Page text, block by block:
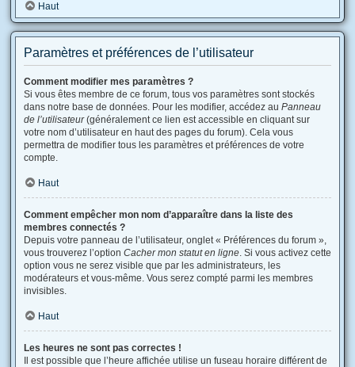
Haut
Paramètres et préférences de l’utilisateur
Comment modifier mes paramètres ?
Si vous êtes membre de ce forum, tous vos paramètres sont stockés
dans notre base de données. Pour les modifier, accédez au Panneau
de l’utilisateur(généralement ce lien est accessible en cliquant sur
votre nom d’utilisateur en haut des pages du forum). Cela vous
permettra de modifier tous les paramètres et préférences de votre
compte.
Haut
Comment empêcher mon nom d’apparaître dans la liste des
membres connectés ?
Depuis votre panneau de l’utilisateur, onglet « Préférences du forum »,
vous trouverez l’option Cacher mon statut en ligne. Si vous activez cette
option vous ne serez visible que par les administrateurs, les
modérateurs et vous-même. Vous serez compté parmi les membres
invisibles.
Haut
Les heures ne sont pas correctes !
Il est possible que l’heure affichée utilise un fuseau horaire différent de